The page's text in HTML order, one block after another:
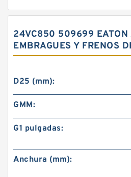
24VC850 509699 EATON
EMBRAGUES Y FRENOS
D25 (mm):
GMM:
G1 pulgadas:
Anchura (mm):